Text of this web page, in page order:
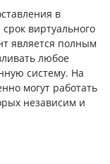
в
виртуального
является полным
любое
систему. На
могут работать
независим и